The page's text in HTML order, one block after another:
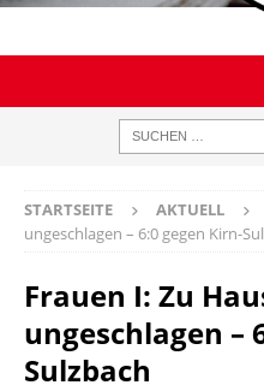
STARTSEITE AKTUELL
ungeschlagen – 6:0 gegen Kirn-
Frauen I: Zu
ungeschlagen –
Sulzbach